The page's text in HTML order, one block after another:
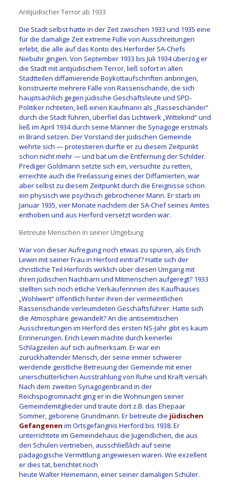
Antijüdischer Terror ab 1933
Die Stadt selbst hatte in der Zeit zwischen 1933 und 1935 eine
für die damalige Zeit extreme Fülle von Ausschreitungen
erlebt, die alle auf das Konto des Herforder SA-Chefs
Niebuhr gingen. Von September 1933 bis Juli 1934 überzog er
die Stadt mit antijüdischem Terror, ließ sofort in allen
Stadtteilen diffamierende Boykottaufschriften anbringen,
konstruierte mehrere Fälle von Rassenschande, die sich
hauptsächlich gegen jüdische Geschäftsleute und SPD-
Politiker richteten, ließ einen Kaufmann als „Rasseschänder“
durch die Stadt führen, überfiel das Lichtwerk „Wittekind“ und
ließ im April 1934 durch seine Männer die Synagoge erstmals
in Brand setzen. Der Vorstand der jüdischen Gemeinde
wehrte sich — protestieren durfte er zu diesem Zeitpunkt
schon nicht mehr — und bat um die Entfernung der Schilder.
Prediger Goldmann setzte sich ein, versuchte zu retten,
erreichte auch die Freilassung eines der Diffamierten, war
aber selbst zu diesem Zeitpunkt durch die Ereignisse schon
ein physisch wie psychisch gebrochener Mann. Er starb im
Januar 1935, vier Monate nachdem der SA-Chef seines Amtes
enthoben und aus Herford versetzt worden war.
Betreute Menschen in seiner Umgebung
War von dieser Aufregung noch etwas zu spüren, als Erich
Lewin mit seiner Frau in Herford eintraf? Hatte sich der
christliche Teil Herfords wirklich über diesen Umgang mit
ihren jüdischen Nachbarn und Mitmenschen aufgeregt? 1933
stellten sich noch etliche Verkäuferinnen des Kaufhauses
„Wohlwert“ öffentlich hinter ihren der vermeintlichen
Rassenschande verleumdeten Geschäftsführer. Hatte sich
die Atmosphäre gewandelt? An die antisemitischen
Ausschreitungen im Herford des ersten NS-Jahr gibt es kaum
Erinnerungen. Erich Lewin machte durch keinerlei
Schlagzeilen auf sich aufmerksam. Er war ein
zurückhaltender Mensch, der seine immer schwerer
werdende geistliche Betreuung der Gemeinde mit einer
unerschütterlichen Ausstrahlung von Ruhe und Kraft versah.
Nach dem zweiten Synagogenbrand in der
Reichspogromnacht ging er in die Wohnungen seiner
Gemeindemitglieder und traute dort z.B. das Ehepaar
Sommer, geborene Grundmann. Er betreute die jüdischen
Gefangenen im Ortsgefängnis Herford bis 1938. Er
unterrichtete im Gemeindehaus die Jugendlichen, die aus
den Schulen vertrieben, ausschließlich auf seine
pädagogische Vermittlung angewiesen waren. Wie exzellent
er dies tat, berichtet noch
heute Walter Heinemann, einer seiner damaligen Schüler.